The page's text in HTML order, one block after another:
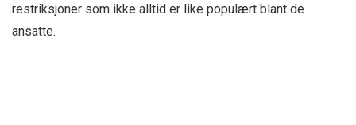
restriksjoner som ikke alltid er like populært blant de
ansatte.